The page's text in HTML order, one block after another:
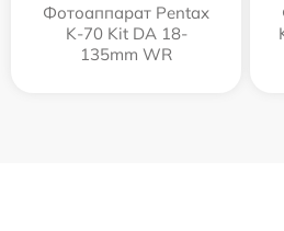
Фотоаппарат Pentax
K-70 Kit DA 18-
135mm WR